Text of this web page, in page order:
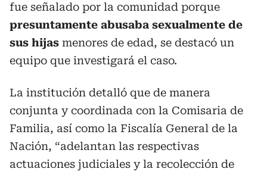
fue señalado por la comunidad porque
presuntamente abusaba sexualmente de
sus hijas menores de edad, se destacó un
equipo que investigará el caso.
La institución detalló que de manera
conjunta y coordinada con la Comisaria de
Familia, así como la Fiscalía General de la
Nación, “adelantan las respectivas
actuaciones judiciales y la recolección de